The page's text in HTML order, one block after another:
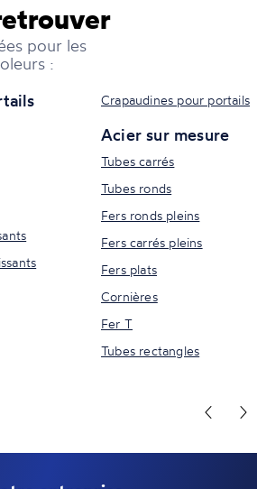
pour les
:
Crapaudines pour portails
Acier sur mesure
Tubes carrés
Tubes ronds
Fers ronds pleins
Fers carrés pleins
Fers plats
Cornières
Fer T
Tubes rectangles